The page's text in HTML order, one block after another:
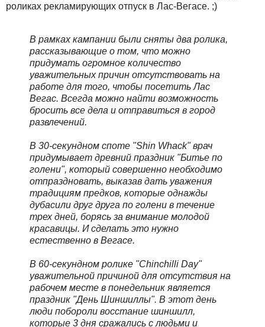
роликах рекламирующих отпуск в Лас-Вегасе. ;)
В рамках кампании были сняты два ролика,
рассказывающие о том, что можно
придумать огромное количество
уважительных причин отсутствовать на
работе для того, чтобы посетить Лас
Вегас. Всегда можно найти возможность
бросить все дела и отправиться в город
развлечений.
В 30-секундном споте "Shin Whack" врач
придумывает древний праздник "Битье по
голени", который совершенно необходимо
отпраздновать, выказав дать уважения
традициям предков, которые однажды
дубасили друг друга по голени в течение
трех дней, борясь за внимание молодой
красавицы. И сделать это нужно
естественно в Вегасе.
В 60-секундном ролике "Chinchilli Day"
уважительной причиной для отсутствия на
рабочем месте в понедельник является
праздник "День Шиншиллы". В этот день
люди побороли восстание шиншилл,
которые 3 дня сражались с людьми и